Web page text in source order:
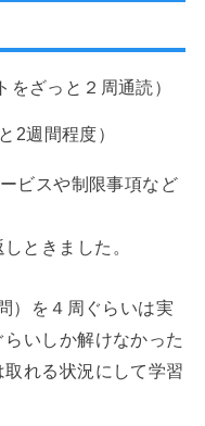
ざっと２周通読）
2週間程度）
ビスや制限事項など
ときました。
）を４周ぐらいは実
いしか解けなかった
れる状況にして学習